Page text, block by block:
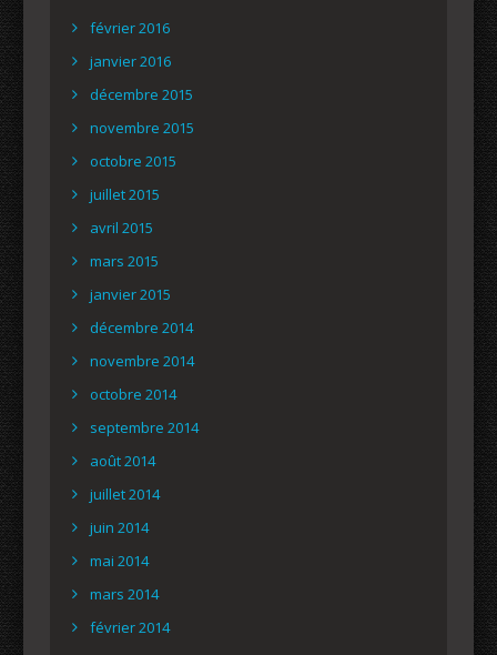
février 2016
janvier 2016
décembre 2015
novembre 2015
octobre 2015
juillet 2015
avril 2015
mars 2015
janvier 2015
décembre 2014
novembre 2014
octobre 2014
septembre 2014
août 2014
juillet 2014
juin 2014
mai 2014
mars 2014
février 2014